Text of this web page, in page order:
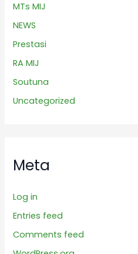
MTs MIJ
NEWS
Prestasi
RA MIJ
Soutuna
Uncategorized
Meta
Log in
Entries feed
Comments feed